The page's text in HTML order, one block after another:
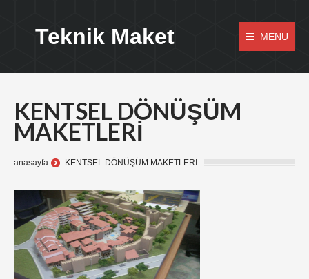
Teknik Maket MENU
KENTSEL DÖNÜŞÜM
MAKETLERİ
anasayfa KENTSEL DÖNÜŞÜM MAKETLERİ